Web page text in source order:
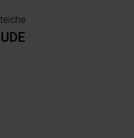
Asteiche